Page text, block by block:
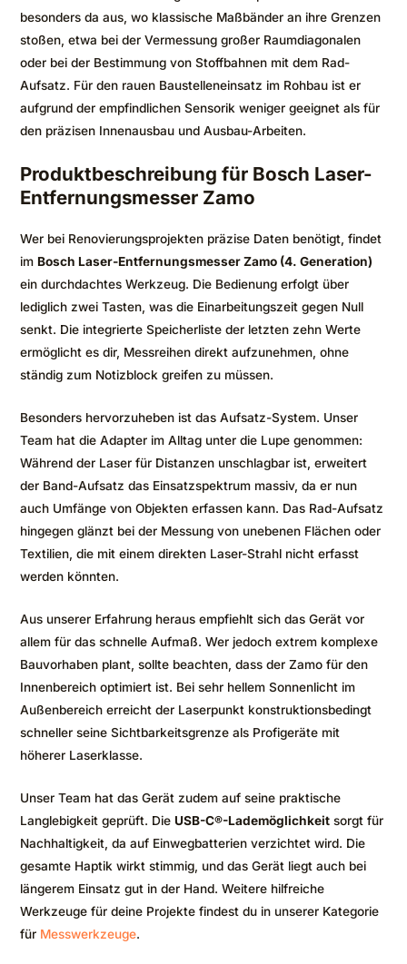
besonders da aus, wo klassische Maßbänder an ihre Grenzen
stoßen, etwa bei der Vermessung großer Raumdiagonalen
oder bei der Bestimmung von Stoffbahnen mit dem Rad-
Aufsatz. Für den rauen Baustelleneinsatz im Rohbau ist er
aufgrund der empfindlichen Sensorik weniger geeignet als für
den präzisen Innenausbau und Ausbau-Arbeiten.
Produktbeschreibung für Bosch Laser-
Entfernungsmesser Zamo
Wer bei Renovierungsprojekten präzise Daten benötigt, findet
im Bosch Laser-Entfernungsmesser Zamo (4. Generation)
ein durchdachtes Werkzeug. Die Bedienung erfolgt über
lediglich zwei Tasten, was die Einarbeitungszeit gegen Null
senkt. Die integrierte Speicherliste der letzten zehn Werte
ermöglicht es dir, Messreihen direkt aufzunehmen, ohne
ständig zum Notizblock greifen zu müssen.
Besonders hervorzuheben ist das Aufsatz-System. Unser
Team hat die Adapter im Alltag unter die Lupe genommen:
Während der Laser für Distanzen unschlagbar ist, erweitert
der Band-Aufsatz das Einsatzspektrum massiv, da er nun
auch Umfänge von Objekten erfassen kann. Das Rad-Aufsatz
hingegen glänzt bei der Messung von unebenen Flächen oder
Textilien, die mit einem direkten Laser-Strahl nicht erfasst
werden könnten.
Aus unserer Erfahrung heraus empfiehlt sich das Gerät vor
allem für das schnelle Aufmaß. Wer jedoch extrem komplexe
Bauvorhaben plant, sollte beachten, dass der Zamo für den
Innenbereich optimiert ist. Bei sehr hellem Sonnenlicht im
Außenbereich erreicht der Laserpunkt konstruktionsbedingt
schneller seine Sichtbarkeitsgrenze als Profigeräte mit
höherer Laserklasse.
Unser Team hat das Gerät zudem auf seine praktische
Langlebigkeit geprüft. Die USB-C®-Lademöglichkeit sorgt für
Nachhaltigkeit, da auf Einwegbatterien verzichtet wird. Die
gesamte Haptik wirkt stimmig, und das Gerät liegt auch bei
längerem Einsatz gut in der Hand. Weitere hilfreiche
Werkzeuge für deine Projekte findest du in unserer Kategorie
für Messwerkzeuge.